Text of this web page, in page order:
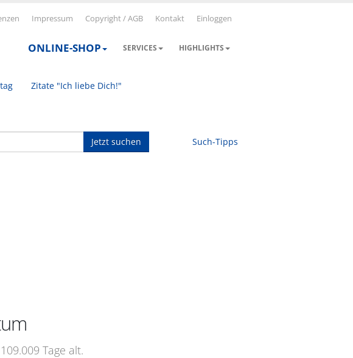
Impressum Copyright / AGB Kontakt Einloggen
ONLINE-SHOP SERVICES HIGHLIGHTS
Zitate "Ich liebe Dich!"
Jetzt suchen Such-Tipps
Tage alt.